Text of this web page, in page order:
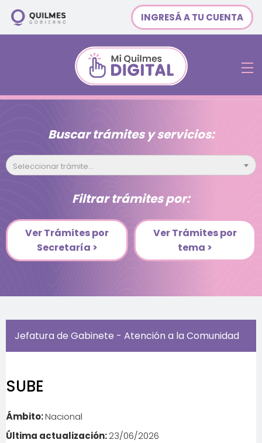
INGRESÁ A TU CUENTA
Buscar trámites y servicios:
Seleccionar trámite...
Filtrar trámites por:
Ver Trámites por
Secretaría >
Ver Trámites por
tema >
Jefatura de Gabinete - Atención a la Comunidad
SUBE
Ámbito:Nacional
Última actualización:23/06/2026